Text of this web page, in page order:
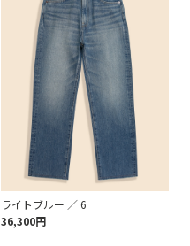
ライトブルー ／ 6
36,300円